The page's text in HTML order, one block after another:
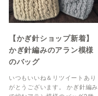
【かぎ針ショップ新着】
かぎ針編みのアラン模様
のバッグ
いつもいいね＆リツイートあり
がとうございます。 かぎ針編み